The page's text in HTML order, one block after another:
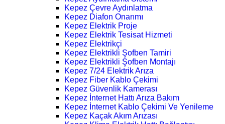
Kepez Çevre Aydınlatma
Kepez Diafon Onarımı
Kepez Elektrik Proje
Kepez Elektrik Tesisat Hizmeti
Kepez Elektrikçi
Kepez Elektrikli Şofben Tamiri
Kepez Elektrikli Şofben Montajı
Kepez 7/24 Elektrik Arıza
Kepez Fiber Kablo Çekimi
Kepez Güvenlik Kamerası
Kepez İnternet Hattı Arıza Bakım
Kepez İnternet Kablo Çekimi Ve Yenileme
Kepez Kaçak Akım Arızası